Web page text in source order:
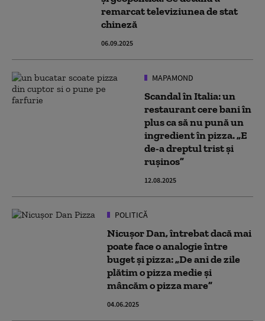
remarcat televiziunea de stat
chineză
06.09.2025
MAPAMOND
Scandal în Italia: un
restaurant cere bani în
plus ca să nu pună un
ingredient în pizza. „E
de-a dreptul trist şi
ruşinos”
12.08.2025
POLITICĂ
Nicuşor Dan, întrebat dacă mai
poate face o analogie între
buget și pizza: „De ani de zile
plătim o pizza medie şi
mâncăm o pizza mare”
04.06.2025